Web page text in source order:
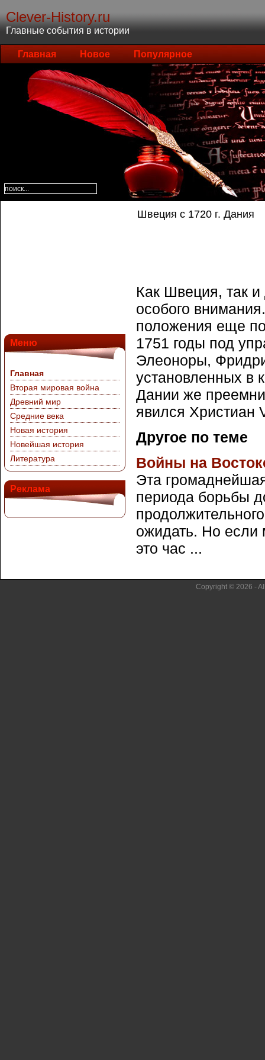
Clever-History.ru
Главные события в истории
Главная Новое Популярное
Меню
Главная
Вторая мировая война
Древний мир
Средние века
Новая история
Новейшая история
Литература
Реклама
Швеция с 1720 г. Дания
Как Швеция, так
особого
положения еще
1751 годы под
Элеоноры,
установленных в
Дании же
явился Христиан
Другое по теме
Войны на
Эта
периода борьбы
ожидать. Но если
это час ...
Copyright © 2026 -